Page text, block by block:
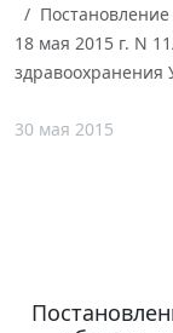
18 мая 2015 г. N
здравоохранения
30 мая 2015